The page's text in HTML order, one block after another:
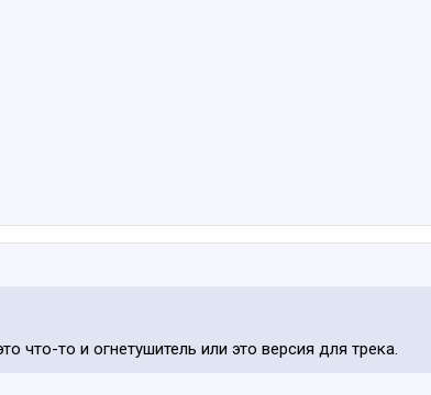
что-то и огнетушитель или это версия для трека.